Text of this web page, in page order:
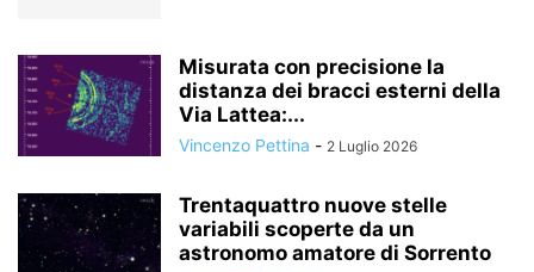
Misurata con precisione la
distanza dei bracci esterni della
Via Lattea:...
Vincenzo Pettina - 2 Luglio 2026
Trentaquattro nuove stelle
variabili scoperte da un
astronomo amatore di Sorrento